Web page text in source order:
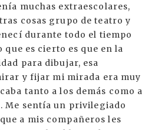
muchas extraescolares,
cosas grupo de teatro y
durante todo el tiempo
que es cierto es que en la
para dibujar, esa
y fijar mi mirada era muy
tanto a los demás como a
Me sentía un privilegiado
a mis compañeros les